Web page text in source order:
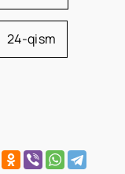
24-qism